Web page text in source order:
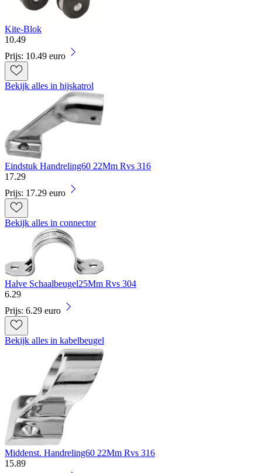
Kite-Blok
10.49
Prijs: 10.49 euro
Bekijk alles in hijskatrol
Eindstuk Handreling60 22Mm Rvs 316
17.29
Prijs: 17.29 euro
Bekijk alles in connector
Halve Schaalbeugel25Mm Rvs 304
6.29
Prijs: 6.29 euro
Bekijk alles in kabelbeugel
Middenst. Handreling60 22Mm Rvs 316
15.89